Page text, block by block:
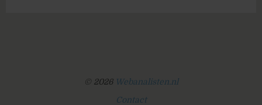
© 2026 Webanalisten.nl
Contact